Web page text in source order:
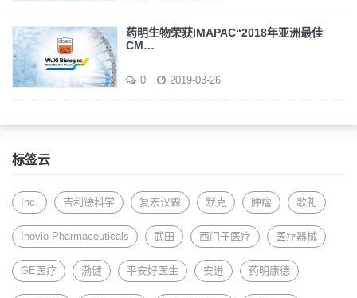
药明生物荣获IMAPAC“2018年亚洲最佳
CM…
0 2019-03-26
标签云
Inc. 吉利德科学 复宏汉霖 默克 肿瘤 歌礼
Inovio Pharmaceuticals 武田 西门子医疗 医疗器械
GE医疗 渤健 平安好医生 安进 药明康德